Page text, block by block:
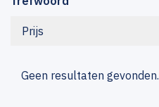
Prijs
Geen resultaten gevonden.